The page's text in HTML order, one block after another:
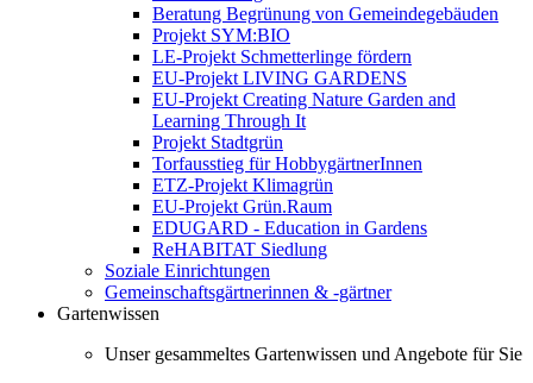
Beratung Begrünung von Gemeindegebäuden
Projekt SYM:BIO
LE-Projekt Schmetterlinge fördern
EU-Projekt LIVING GARDENS
EU-Projekt Creating Nature Garden and
Learning Through It
Projekt Stadtgrün
Torfausstieg für HobbygärtnerInnen
ETZ-Projekt Klimagrün
EU-Projekt Grün.Raum
EDUGARD - Education in Gardens
ReHABITAT Siedlung
Soziale Einrichtungen
Gemeinschaftsgärtnerinnen & -gärtner
Gartenwissen
Unser gesammeltes Gartenwissen und Angebote für Sie